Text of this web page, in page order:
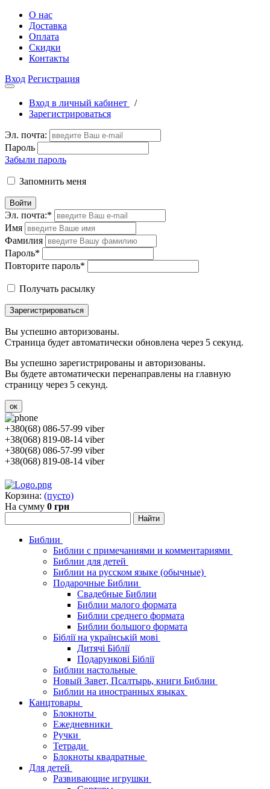
О нас
Доставка
Оплата
Скидки
Контакты
Вход Регистрация
Вход в личный кабинет
/
Зарегистрироваться
Эл. почта:
Пароль
Забыли пароль
Запомнить меня
Войти
Эл. почта:*
Имя
Фамилия
Пароль*
Повторите пароль*
Получать расылку
Зарегистрироваться
Вы успешно авторизованы.
Страница будет автоматически обновлена через 5 секунд.
Вы успешно зарегистрированы и авторизованы.
Вы будете автоматически перенаправлены на главную
страницу через 5 секунд.
ок
+380(68) 086-57-99 viber
+38(068) 819-08-14 viber
+380(68) 086-57-99 viber
+38(068) 819-08-14 viber
Корзина: (пусто)
На сумму 0 грн
Библии
Библии с примечаниями и комментариями
Библии для детей
Библии на русском языке (обычные)
Подарочные Библии
Свадебные Библии
Библии малого формата
Библии среднего формата
Библии большого формата
Біблії на українській мові
Дитячі Біблії
Подарункові Біблії
Библии настольные
Новый Завет, Псалтырь, книги Библии
Библии на иностранных языках
Канцтовары
Блокноты
Ежедневники
Ручки
Тетради
Блокноты квадратные
Для детей
Развивающие игрушки